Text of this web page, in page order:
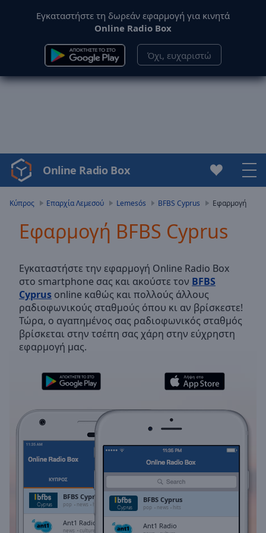
Εγκαταστήστε τη δωρεάν εφαρμογή για κινητά
Online Radio Box
Όχι, ευχαριστώ
Video
Player
Video
Skip
Backward
Skip
Forward
Mute
Current
Time0:00
TypeLIVE
Seek to
currently
behind
LIVE
Time-
Online Radio Box
Κύπρος Επαρχία Λεμεσού Lemesós BFBS Cyprus Εφαρμογή
Εφαρμογή BFBS Cyprus
Εγκαταστήστε την εφαρμογή Online Radio Box
στο smartphone σας και ακούστε τον BFBS
Cyprus online καθώς και πολλούς άλλους
ραδιοφωνικούς σταθμούς όπου κι αν βρίσκεστε!
Τώρα, ο αγαπημένος σας ραδιοφωνικός σταθμός
βρίσκεται στην τσέπη σας χάρη στην εύχρηστη
εφαρμογή μας.
ΚΎΠΡΟΣ
BFBS Cyprus
pop news hits
Ant1 Radio
news culture
BFBS Cyprus
pop news hits
Ant1 Radio